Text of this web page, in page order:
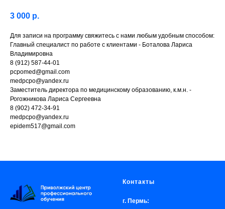
3 000 р.
Для записи на программу свяжитесь с нами любым удобным способом:
Главный специалист по работе с клиентами - Боталова Лариса
Владимировна
8 (912) 587-44-01
pcpomed@gmail.com
medpcpo@yandex.ru
Заместитель директора по медицинскому образованию, к.м.н. -
Рогожникова Лариса Сергеевна
8 (902) 472-34-91
medpcpo@yandex.ru
epidem517@gmail.com
Контакты
г. Пермь: